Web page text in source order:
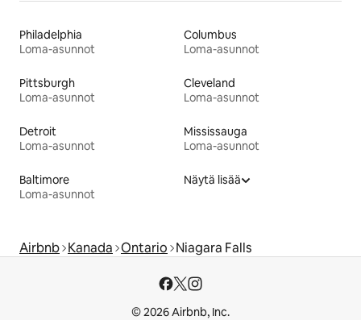
Philadelphia
Loma-asunnot
Columbus
Loma-asunnot
Pittsburgh
Loma-asunnot
Cleveland
Loma-asunnot
Detroit
Loma-asunnot
Mississauga
Loma-asunnot
Baltimore
Loma-asunnot
Näytä lisää
Airbnb Kanada Ontario Niagara Falls
© 2026 Airbnb, Inc.